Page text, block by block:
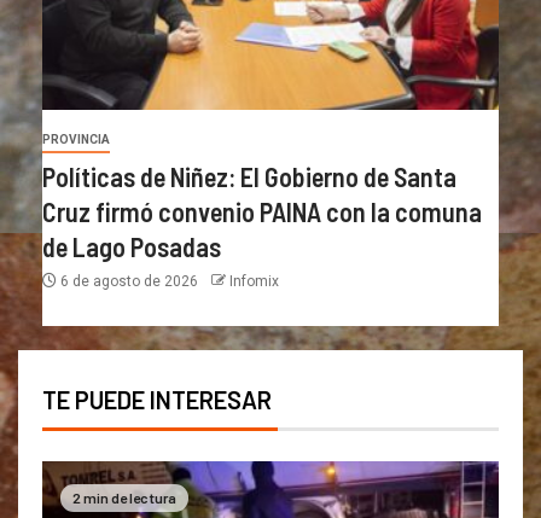
PROVINCIA
Políticas de Niñez: El Gobierno de Santa
Cruz firmó convenio PAINA con la comuna
de Lago Posadas
6 de agosto de 2026 Infomix
TE PUEDE INTERESAR
2 min de lectura